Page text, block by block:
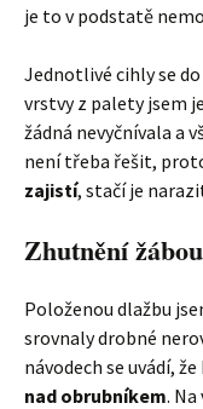
je to v podstatě
Jednotlivé cihly se
vrstvy z palety jsem je
žádná nevyčnívala a
není třeba řešit,
zajistí, stačí je
Zhutnění žábou
Položenou dlažbu
srovnaly drobné
návodech se uvádí,
nad obrubníkem.